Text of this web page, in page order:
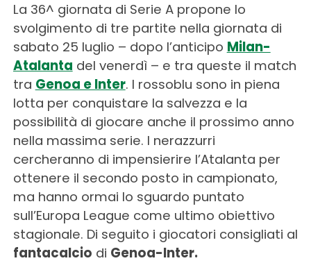
La 36^ giornata di Serie A propone lo
svolgimento di tre partite nella giornata di
sabato 25 luglio – dopo l’anticipo Milan-
Atalanta del venerdì – e tra queste il match
tra Genoa e Inter. I rossoblu sono in piena
lotta per conquistare la salvezza e la
possibilità di giocare anche il prossimo anno
nella massima serie. I nerazzurri
cercheranno di impensierire l’Atalanta per
ottenere il secondo posto in campionato,
ma hanno ormai lo sguardo puntato
sull’Europa League come ultimo obiettivo
stagionale. Di seguito i giocatori consigliati al
fantacalcio di Genoa-Inter.